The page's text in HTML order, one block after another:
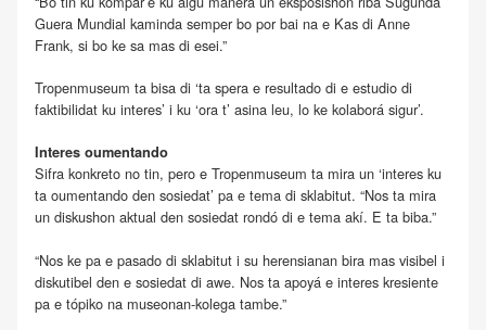
Guera Mundial kaminda semper bo por bai na e Kas di Anne
Frank, si bo ke sa mas di esei.”
Tropenmuseum ta bisa di ‘ta spera e resultado di e estudio di
faktibilidat ku interes’ i ku ‘ora t’ asina leu, lo ke kolaborá sigur’.
Interes oumentando
Sifra konkreto no tin, pero e Tropenmuseum ta mira un ‘interes ku
ta oumentando den sosiedat’ pa e tema di sklabitut. “Nos ta mira
un diskushon aktual den sosiedat rondó di e tema akí. E ta biba.”
“Nos ke pa e pasado di sklabitut i su herensianan bira mas visibel i
diskutibel den e sosiedat di awe. Nos ta apoyá e interes kresiente
pa e tópiko na museonan-kolega tambe.”